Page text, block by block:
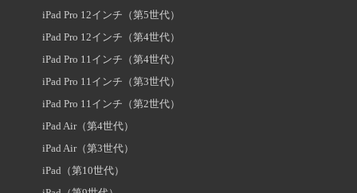
iPad Pro 12インチ（第5世代）
iPad Pro 12インチ（第4世代）
iPad Pro 11インチ（第4世代）
iPad Pro 11インチ（第3世代）
iPad Pro 11インチ（第2世代）
iPad Air（第4世代）
iPad Air（第3世代）
iPad（第10世代）